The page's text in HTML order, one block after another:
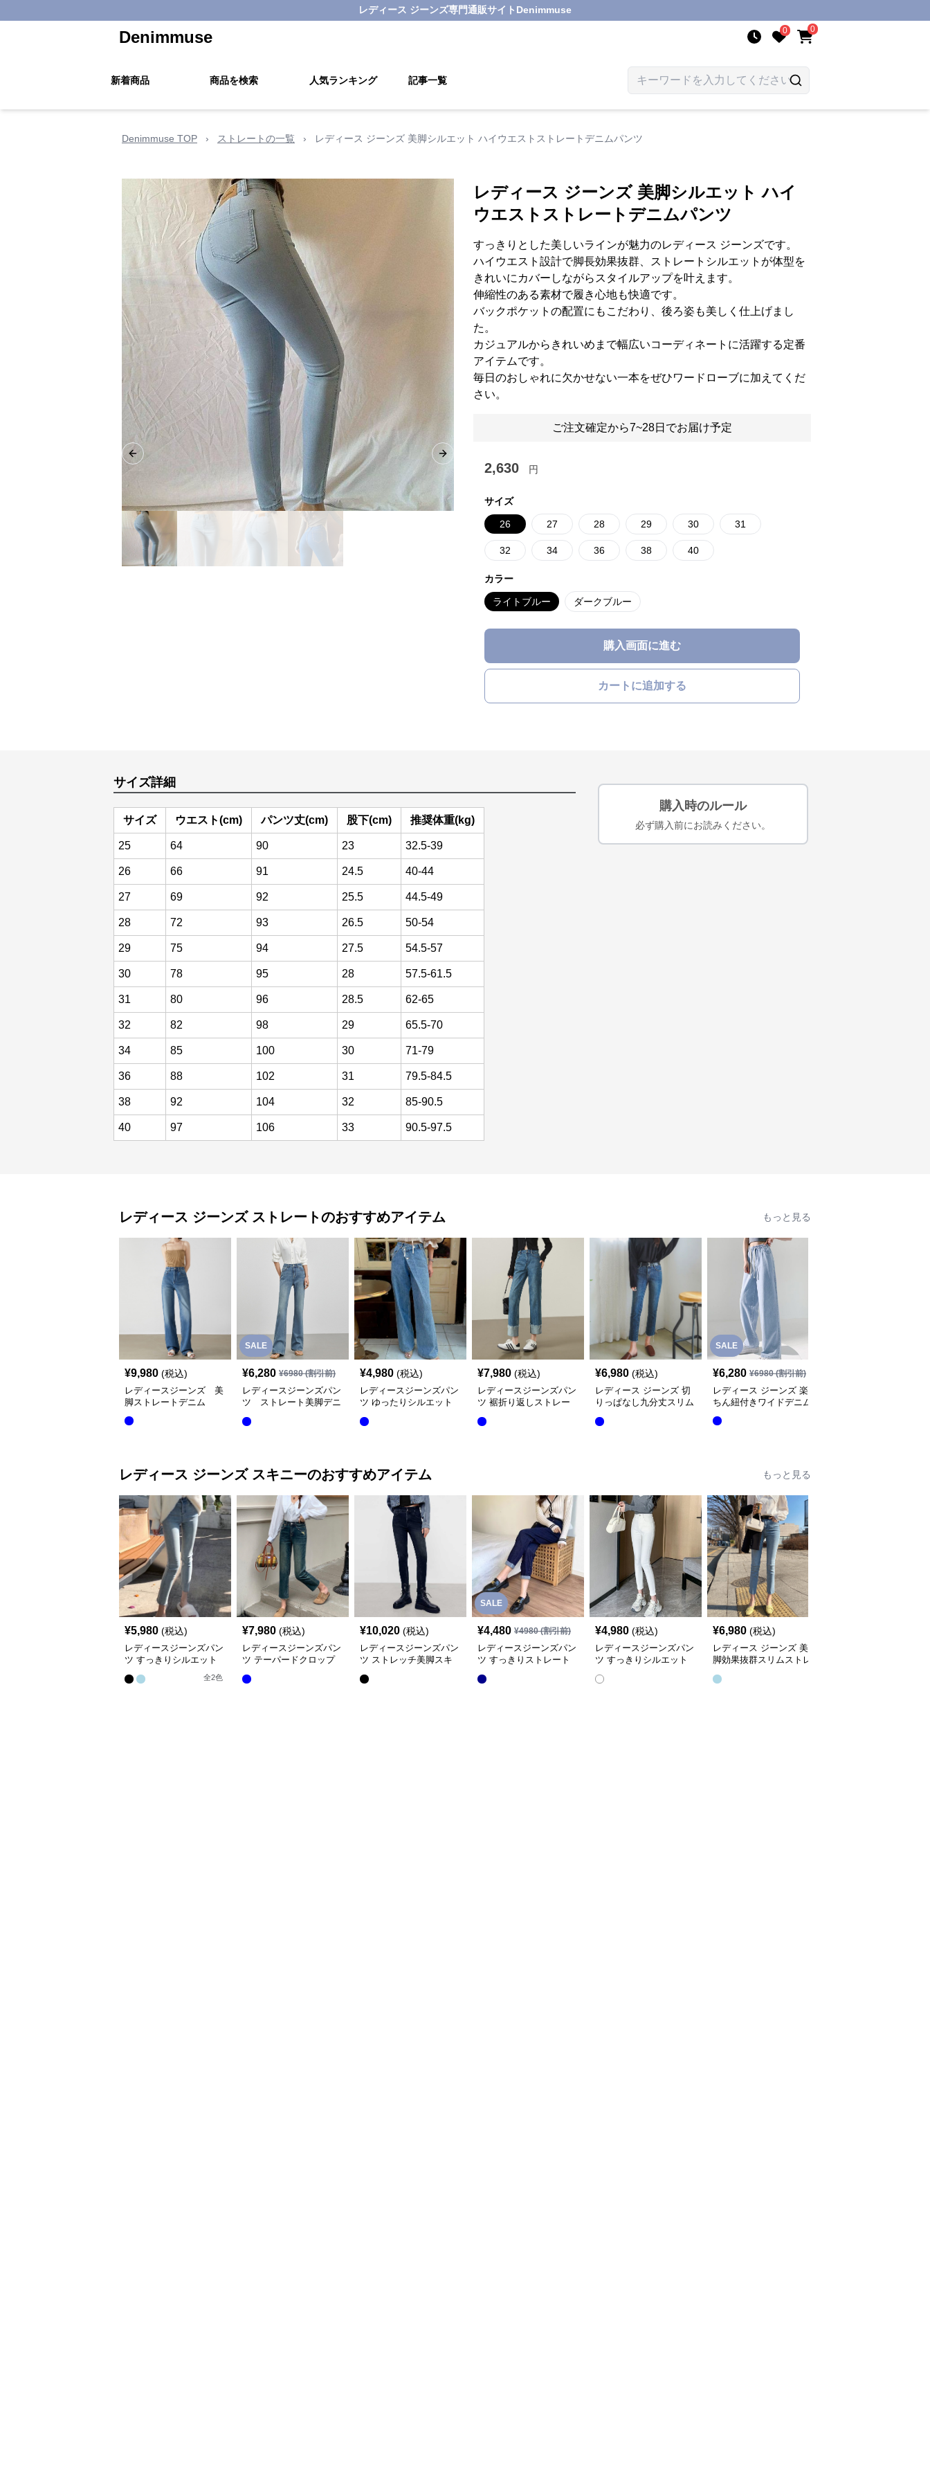
レディース ジーンズ専門通販サイト Denimmuse
Denimmuse 0 0
新着商品 商品を検索 人気ランキング 記事一覧
Denimmuse TOP › ストレートの一覧 › レディース ジーンズ 美脚シルエット ハイウエストストレートデニムパンツ
Previous slide Next slide
レディース ジーンズ 美脚シルエット ハイ
ウエストストレートデニムパンツ
すっきりとした美しいラインが魅力のレディース ジーンズです。
ハイウエスト設計で脚長効果抜群、ストレートシルエットが体型を
きれいにカバーしながらスタイルアップを叶えます。
伸縮性のある素材で履き心地も快適です。
バックポケットの配置にもこだわり、後ろ姿も美しく仕上げまし
た。
カジュアルからきれいめまで幅広いコーディネートに活躍する定番
アイテムです。
毎日のおしゃれに欠かせない一本をぜひワードローブに加えてくだ
さい。
ご注文確定から7~28日でお届け予定
2,630 円
サイズ
26 27 28 29 30 31
32 34 36 38 40
カラー
ライトブルー ダークブルー
購入画面に進む
カートに追加する
サイズ詳細
サイズ ウエスト(cm) パンツ丈(cm) 股下(cm) 推奨体重(kg)
25 64 90 23 32.5-39
26 66 91 24.5 40-44
27 69 92 25.5 44.5-49
28 72 93 26.5 50-54
29 75 94 27.5 54.5-57
30 78 95 28 57.5-61.5
31 80 96 28.5 62-65
32 82 98 29 65.5-70
34 85 100 30 71-79
36 88 102 31 79.5-84.5
38 92 104 32 85-90.5
40 97 106 33 90.5-97.5
購入時のルール
必ず購入前にお読みください。
レディース ジーンズ ストレートのおすすめアイテム もっと見る
¥9,980 (税込)
レディースジーンズ 美
脚ストレートデニム
SALE
¥6,280 ¥6980(割引前)
レディースジーンズパン
ツ ストレート美脚デニ
¥4,980 (税込)
レディースジーンズパン
ツ ゆったりシルエット
¥7,980 (税込)
レディースジーンズパン
ツ 裾折り返しストレー
¥6,980 (税込)
レディース ジーンズ 切
りっぱなし九分丈スリム
SALE
¥6,280 ¥6980(割引前)
レディース ジーンズ 楽
ちん紐付きワイドデニム
レディース ジーンズ スキニーのおすすめアイテム もっと見る
¥5,980 (税込)
レディースジーンズパン
ツ すっきりシルエット
全2色
¥7,980 (税込)
レディースジーンズパン
ツ テーパードクロップ
¥10,020 (税込)
レディースジーンズパン
ツ ストレッチ美脚スキ
SALE
¥4,480 ¥4980(割引前)
レディースジーンズパン
ツ すっきりストレート
¥4,980 (税込)
レディースジーンズパン
ツ すっきりシルエット
¥6,980 (税込)
レディース ジーンズ 美
脚効果抜群スリムストレ